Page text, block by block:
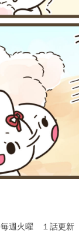
毎週火曜 １話更新